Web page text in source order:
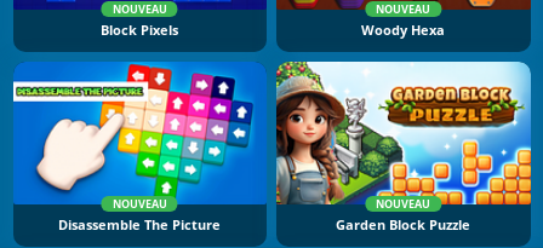
NOUVEAU
Block Pixels
NOUVEAU
Woody Hexa
NOUVEAU
Disassemble The Picture
NOUVEAU
Garden Block Puzzle